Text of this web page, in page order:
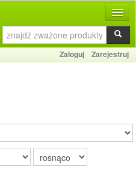
Zaloguj Zarejestruj